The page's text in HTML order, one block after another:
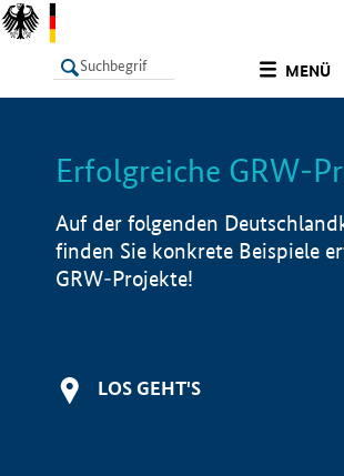
MENÜ
LISTE
Erfolgreiche GRW-
Auf der folgenden
finden Sie konkrete Beispiele
GRW-Projekte!
LOS GEHT'S